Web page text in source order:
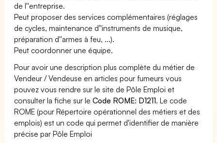
de l''entreprise.
Peut proposer des services complémentaires (réglages
de cycles, maintenance d''instruments de musique,
préparation d''armes à feu, ...).
Peut coordonner une équipe.
Pour avoir une description plus complète du métier de
Vendeur / Vendeuse en articles pour fumeurs vous
pouvez vous rendre sur le site de Pôle Emploi et
consulter la fiche sur leCode ROME: D1211. Le code
ROME (pour Répertoire opérationnel des métiers et des
emplois) est un code qui permet d'identifier de manière
précise par Pôle Emploi